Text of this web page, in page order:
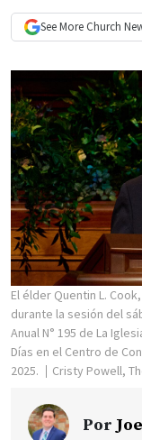
See More Church
El élder Quentin L.
durante la sesión del
Anual N° 195 de La
Días en el Centro de
2025.
Cristy Powell,
Por